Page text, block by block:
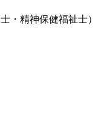
・精神保健福祉士）